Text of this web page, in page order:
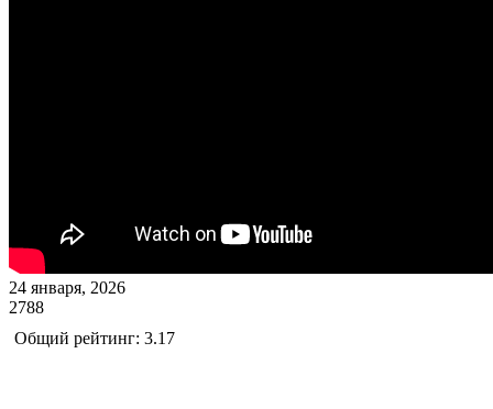
24 января, 2026
2788
Общий рейтинг: 3.17